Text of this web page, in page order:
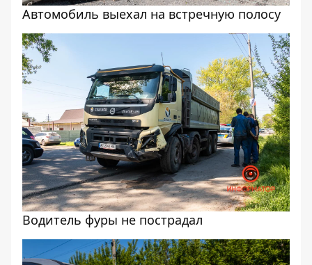
Автомобиль выехал на встречную полосу
Водитель фуры не пострадал